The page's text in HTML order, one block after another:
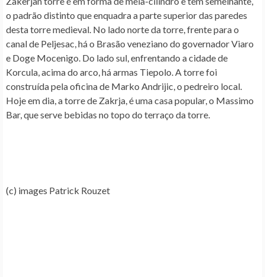
o padrão distinto que enquadra a parte superior das paredes
desta torre medieval. No lado norte da torre, frente para o
canal de Peljesac, há o Brasão veneziano do governador Viaro
e Doge Mocenigo. Do lado sul, enfrentando a cidade de
Korcula, acima do arco, há armas Tiepolo. A torre foi
construída pela oficina de Marko Andrijic, o pedreiro local.
Hoje em dia, a torre de Zakrja, é uma casa popular, o Massimo
Bar, que serve bebidas no topo do terraço da torre.
(c) images Patrick Rouzet